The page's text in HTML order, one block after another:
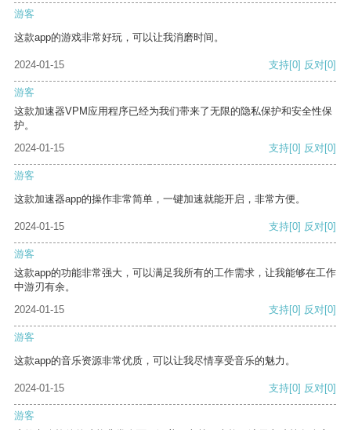
游客
这款app的游戏非常好玩，可以让我消磨时间。
2024-01-15 支持[0] 反对[0]
游客
这款加速器VPM应用程序已经为我们带来了无限的隐私保护和安全性保
护。
2024-01-15
支持[0] 反对[0]
游客
这款加速器app的操作非常简单，一键加速就能开启，非常方便。
2024-01-15 支持[0] 反对[0]
游客
这款app的功能非常强大，可以满足我所有的工作需求，让我能够在工作
中游刃有余。
2024-01-15
支持[0] 反对[0]
游客
这款app的音乐资源非常优质，可以让我尽情享受音乐的魅力。
2024-01-15 支持[0] 反对[0]
游客